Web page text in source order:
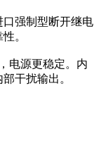
强制型断开继电
。
电源更稳定。内
干扰输出。